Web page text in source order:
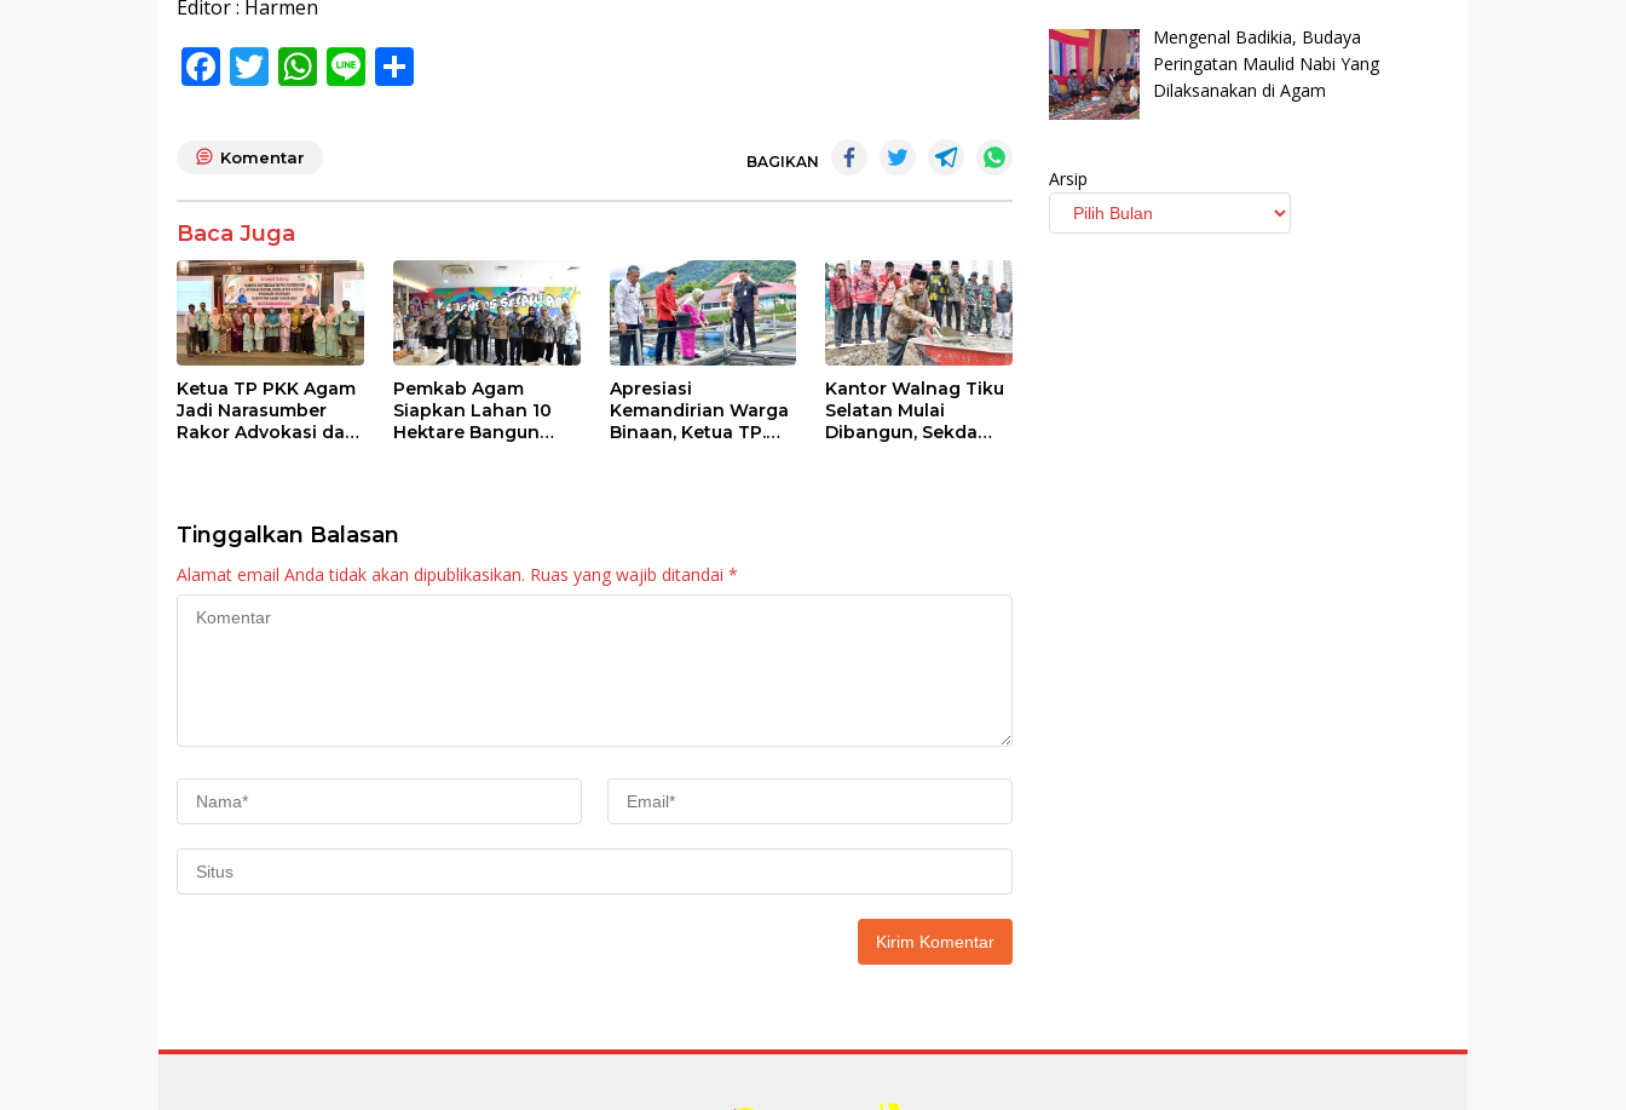
Editor : Harmen
F
e
o
o
k
T
itt
W
p
p
Li
Komentar BAGIKAN
Baca Juga
Ketua TP PKK Agam
Jadi Narasumber
Rakor Advokasi dan
Pemkab Agam
Siapkan Lahan 10
Hektare Bangun
Apresiasi
Kemandirian Warga
Binaan, Ketua TP.
Kantor Walnag Tiku
Selatan Mulai
Dibangun, Sekda
Tinggalkan Balasan
Alamat email Anda tidak akan dipublikasikan. Ruas yang wajib ditandai *
Mengenal Badikia, Budaya
Peringatan Maulid Nabi Yang
Dilaksanakan di Agam
Arsip